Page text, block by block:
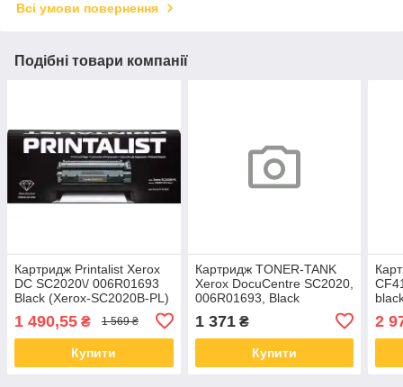
Всі умови повернення
Подібні товари компанії
Картридж Printalist Xerox
DC SC2020\/ 006R01693
Black (Xerox-SC2020B-PL)
1 490,55 ₴ 1 569 ₴
Купити
Картридж TONER-TANK
Xerox DocuCentre SC2020,
006R01693, Black
1 371₴
Купити
2